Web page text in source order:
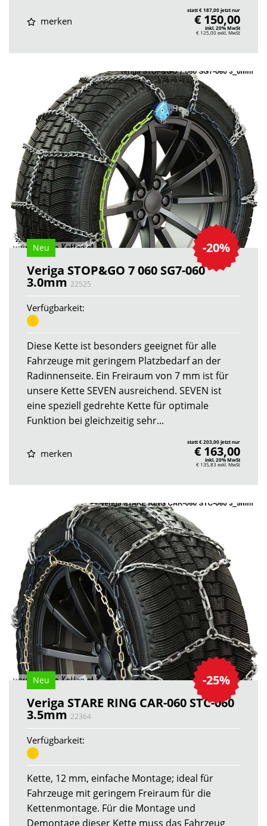
merken
statt € 187,00 jetzt nur
€ 150,00
inkl. 20% MwSt
€ 125,00exkl. MwSt
-20%
Neu
Veriga STOP&GO 7 060 SG7-060
3.0mm 22525
Verfügbarkeit:
Diese Kette ist besonders geeignet für alle
Fahrzeuge mit geringem Platzbedarf an der
Radinnenseite. Ein Freiraum von 7 mm ist für
unsere Kette SEVEN ausreichend. SEVEN ist
eine speziell gedrehte Kette für optimale
Funktion bei gleichzeitig sehr...
merken
statt € 203,00 jetzt nur
€ 163,00
inkl. 20% MwSt
€ 135,83 exkl. MwSt
-25%
Neu
Veriga STARE RING CAR-060 STC-060
3.5mm 22364
Verfügbarkeit:
Kette, 12 mm, einfache Montage; ideal für
Fahrzeuge mit geringem Freiraum für die
Kettenmontage. Für die Montage und
Demontage dieser Kette muss das Fahrzeug